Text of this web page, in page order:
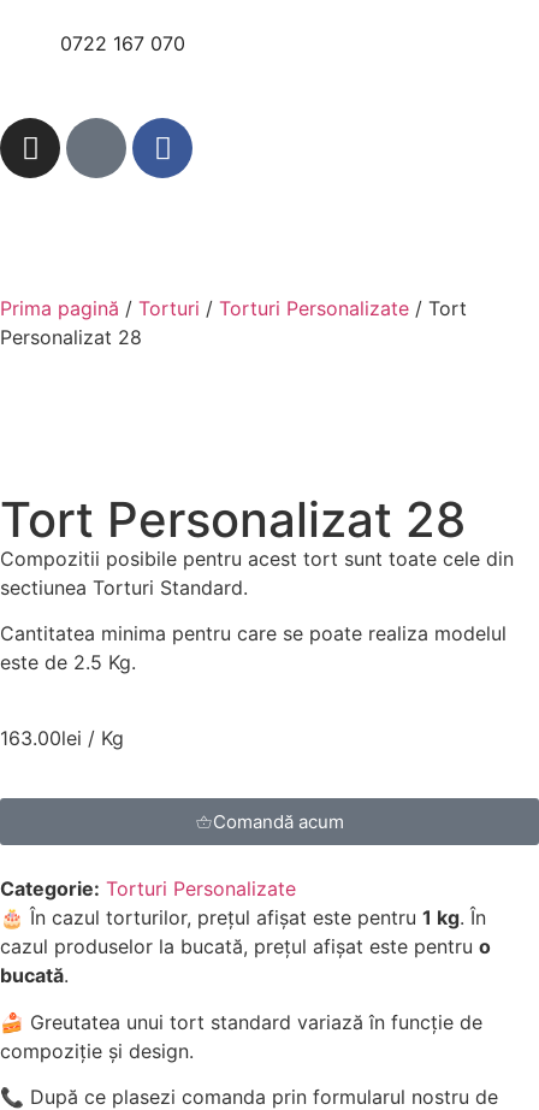
0722 167 070
Prima pagină / Torturi / Torturi Personalizate / Tort
Personalizat 28
Tort Personalizat 28
Compozitii posibile pentru acest tort sunt toate cele din
sectiunea Torturi Standard.
Cantitatea minima pentru care se poate realiza modelul
este de 2.5 Kg.
163.00lei / Kg
Comandă acum
Categorie: Torturi Personalizate
🎂 În cazul torturilor, prețul afișat este pentru 1 kg. În
cazul produselor la bucată, prețul afișat este pentru o
bucată.
🍰 Greutatea unui tort standard variază în funcție de
compoziție și design.
📞 După ce plasezi comanda prin formularul nostru de